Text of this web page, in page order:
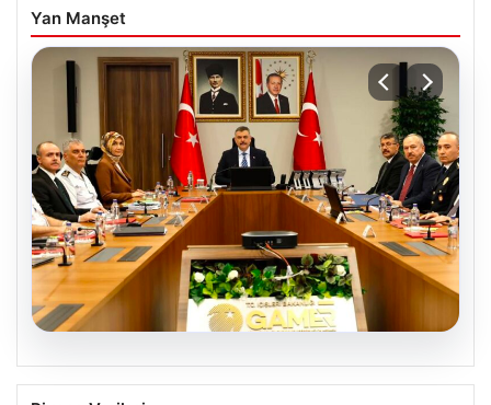
Yan Manşet
05.08.2026
Organize suçla mücadele toplantısı.